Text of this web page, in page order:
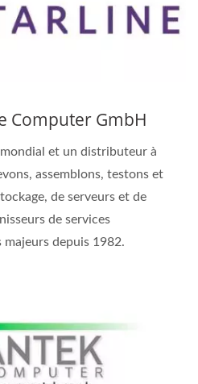
Computer GmbH
et un distributeur à
assemblons, testons et
de serveurs et de
de services
depuis 1982.